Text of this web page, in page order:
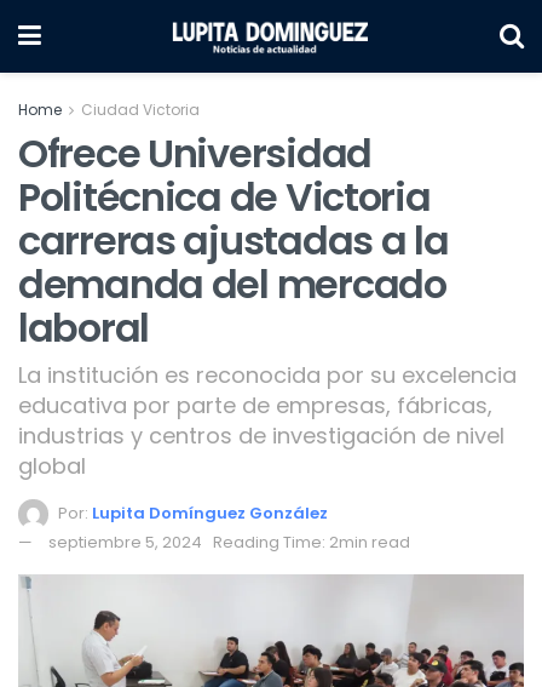
Home Ciudad Victoria
Ofrece Universidad
Politécnica de Victoria
carreras ajustadas a la
demanda del mercado
laboral
La institución es reconocida por su excelencia
educativa por parte de empresas, fábricas,
industrias y centros de investigación de nivel
global
Por: Lupita Domínguez González
septiembre 5, 2024 Reading Time: 2min read